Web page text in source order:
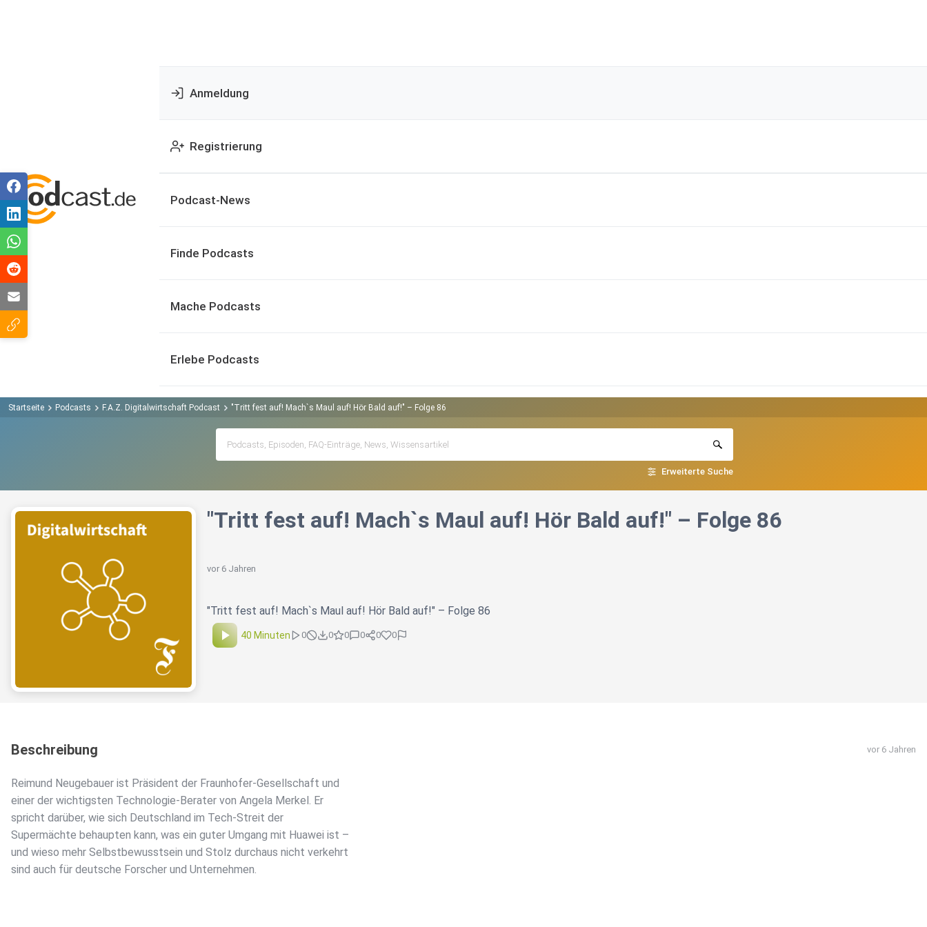
Anmeldung
Registrierung
Podcast-News
Finde Podcasts
Mache Podcasts
Erlebe Podcasts
Startseite Podcasts F.A.Z. Digitalwirtschaft Podcast "Tritt fest auf! Mach`s Maul auf! Hör Bald auf!" – Folge 86
Erweiterte Suche
"Tritt fest auf! Mach`s Maul auf! Hör Bald auf!" – Folge 86
vor 6 Jahren
"Tritt fest auf! Mach`s Maul auf! Hör Bald auf!" – Folge 86
40 Minuten 0 0 0 0 0 0
Beschreibung vor 6 Jahren
Reimund Neugebauer ist Präsident der Fraunhofer-Gesellschaft und
einer der wichtigsten Technologie-Berater von Angela Merkel. Er
spricht darüber, wie sich Deutschland im Tech-Streit der
Supermächte behaupten kann, was ein guter Umgang mit Huawei ist –
und wieso mehr Selbstbewusstsein und Stolz durchaus nicht verkehrt
sind auch für deutsche Forscher und Unternehmen.